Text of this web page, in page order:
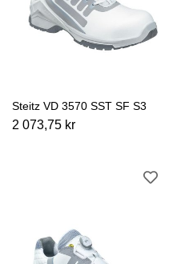
Steitz VD 3570 SST SF S3
2 073,75 kr